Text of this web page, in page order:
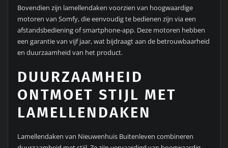
Bovendien zijn lamellendaken voorzien van hoogwaardige
motoren van Somfy, die eenvoudig te bedienen zijn via een
afstandsbediening of smartphone-app. Deze motoren hebben
een garantie van vijf jaar, wat bijdraagt aan de betrouwbaarheid
en duurzaamheid van het product.
DUURZAAMHEID
ONTMOET STIJL MET
LAMELLENDAKEN
Lamellendaken van Nieuwenhuis Buitenleven combineren